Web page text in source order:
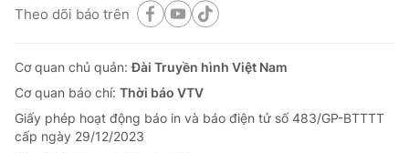
Theo dõi báo trên
Cơ quan chủ quản:Đài Truyền hình Việt Nam
Cơ quan báo chí: Thời báo VTV
Giấy phép hoạt động báo in và báo điện tử số 483/GP-BTTTT
cấp ngày 29/12/2023